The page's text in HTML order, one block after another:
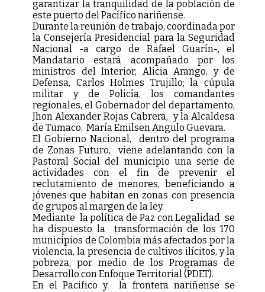
garantizar la tranquilidad de la población de
este puerto del Pacífico nariñense.
Durante la reunión de trabajo, coordinada por
la Consejería Presidencial para la Seguridad
Nacional -a cargo de Rafael Guarín-, el
Mandatario estará acompañado por los
ministros del Interior, Alicia Arango, y de
Defensa, Carlos Holmes Trujillo; la cúpula
militar y de Policía, los comandantes
regionales, el Gobernador del departamento,
Jhon Alexander Rojas Cabrera, y la Alcaldesa
de Tumaco, María Emilsen Angulo Guevara.
El Gobierno Nacional, dentro del programa
de Zonas Futuro, viene adelantando con la
Pastoral Social del municipio una serie de
actividades con el fin de prevenir el
reclutamiento de menores, beneficiando a
jóvenes que habitan en zonas con presencia
de grupos al margen de la ley.
Mediante la política de Paz con Legalidad se
ha dispuesto la transformación de los 170
municipios de Colombia más afectados por la
violencia, la presencia de cultivos ilícitos, y la
pobreza, por medio de los Programas de
Desarrollo con Enfoque Territorial (PDET).
En el Pacifico y la frontera nariñense se